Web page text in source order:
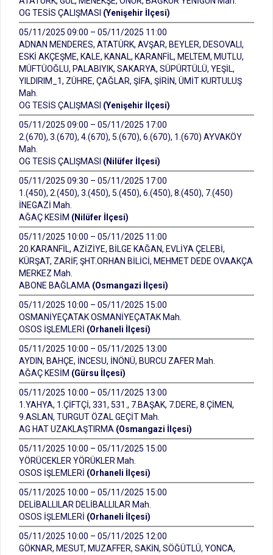
OG TESİS ÇALIŞMASI (Yenişehir İlçesi)
05/11/2025 09:00 – 05/11/2025 11:00
ADNAN MENDERES, ATATÜRK, AVŞAR, BEYLER, DESOVALI,
ESKİ AKÇEŞME, KALE, KANAL, KARANFİL, MELTEM, MUTLU,
MÜFTÜOĞLU, PALABIYIK, SAKARYA, SÜPÜRTÜLÜ, YEŞİL,
YILDIRIM_1, ZÜHRE, ÇAĞLAR, ŞİFA, ŞİRİN, ÜMİT KURTULUŞ
Mah.
OG TESİS ÇALIŞMASI (Yenişehir İlçesi)
05/11/2025 09:00 – 05/11/2025 17:00
2.(670), 3.(670), 4.(670), 5.(670), 6.(670), 1.(670) AYVAKÖY
Mah.
OG TESİS ÇALIŞMASI (Nilüfer İlçesi)
05/11/2025 09:30 – 05/11/2025 17:00
1.(450), 2.(450), 3.(450), 5.(450), 6.(450), 8.(450), 7.(450)
İNEGAZİ Mah.
AĞAÇ KESİM (Nilüfer İlçesi)
05/11/2025 10:00 – 05/11/2025 11:00
20.KARANFİL, AZİZİYE, BİLGE KAĞAN, EVLİYA ÇELEBİ,
KÜRŞAT, ZARİF, ŞHT.ORHAN BİLİCİ, MEHMET DEDE OVAAKÇA
MERKEZ Mah.
ABONE BAĞLAMA (Osmangazi İlçesi)
05/11/2025 10:00 – 05/11/2025 15:00
OSMANİYEÇATAK OSMANİYEÇATAK Mah.
OSOS İŞLEMLERİ (Orhaneli İlçesi)
05/11/2025 10:00 – 05/11/2025 13:00
AYDIN, BAHÇE, İNCESU, İNÖNÜ, BURCU ZAFER Mah.
AĞAÇ KESİM (Gürsu İlçesi)
05/11/2025 10:00 – 05/11/2025 13:00
1.YAHYA, 1.ÇİFTÇİ, 331, 531., 7.BAŞAK, 7.DERE, 8.ÇİMEN,
9.ASLAN, TURGUT ÖZAL GEÇİT Mah.
AG HAT UZAKLAŞTIRMA (Osmangazi İlçesi)
05/11/2025 10:00 – 05/11/2025 15:00
YÖRÜCEKLER YÖRÜKLER Mah.
OSOS İŞLEMLERİ (Orhaneli İlçesi)
05/11/2025 10:00 – 05/11/2025 15:00
DELİBALLILAR DELİBALLILAR Mah.
OSOS İŞLEMLERİ (Orhaneli İlçesi)
05/11/2025 10:00 – 05/11/2025 12:00
GÖKNAR, MESUT, MUZAFFER, SAKİN, SÖĞÜTLÜ, YONCA,